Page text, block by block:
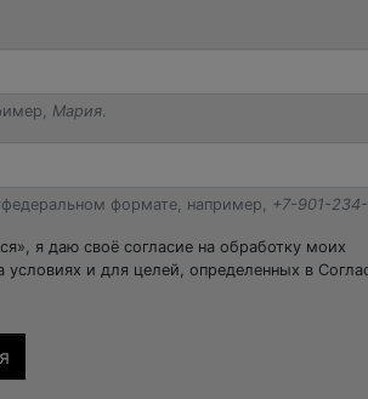
Мария.
формате, например, +7-901-
я даю своё согласие на обработку моих
и для целей, определенных в